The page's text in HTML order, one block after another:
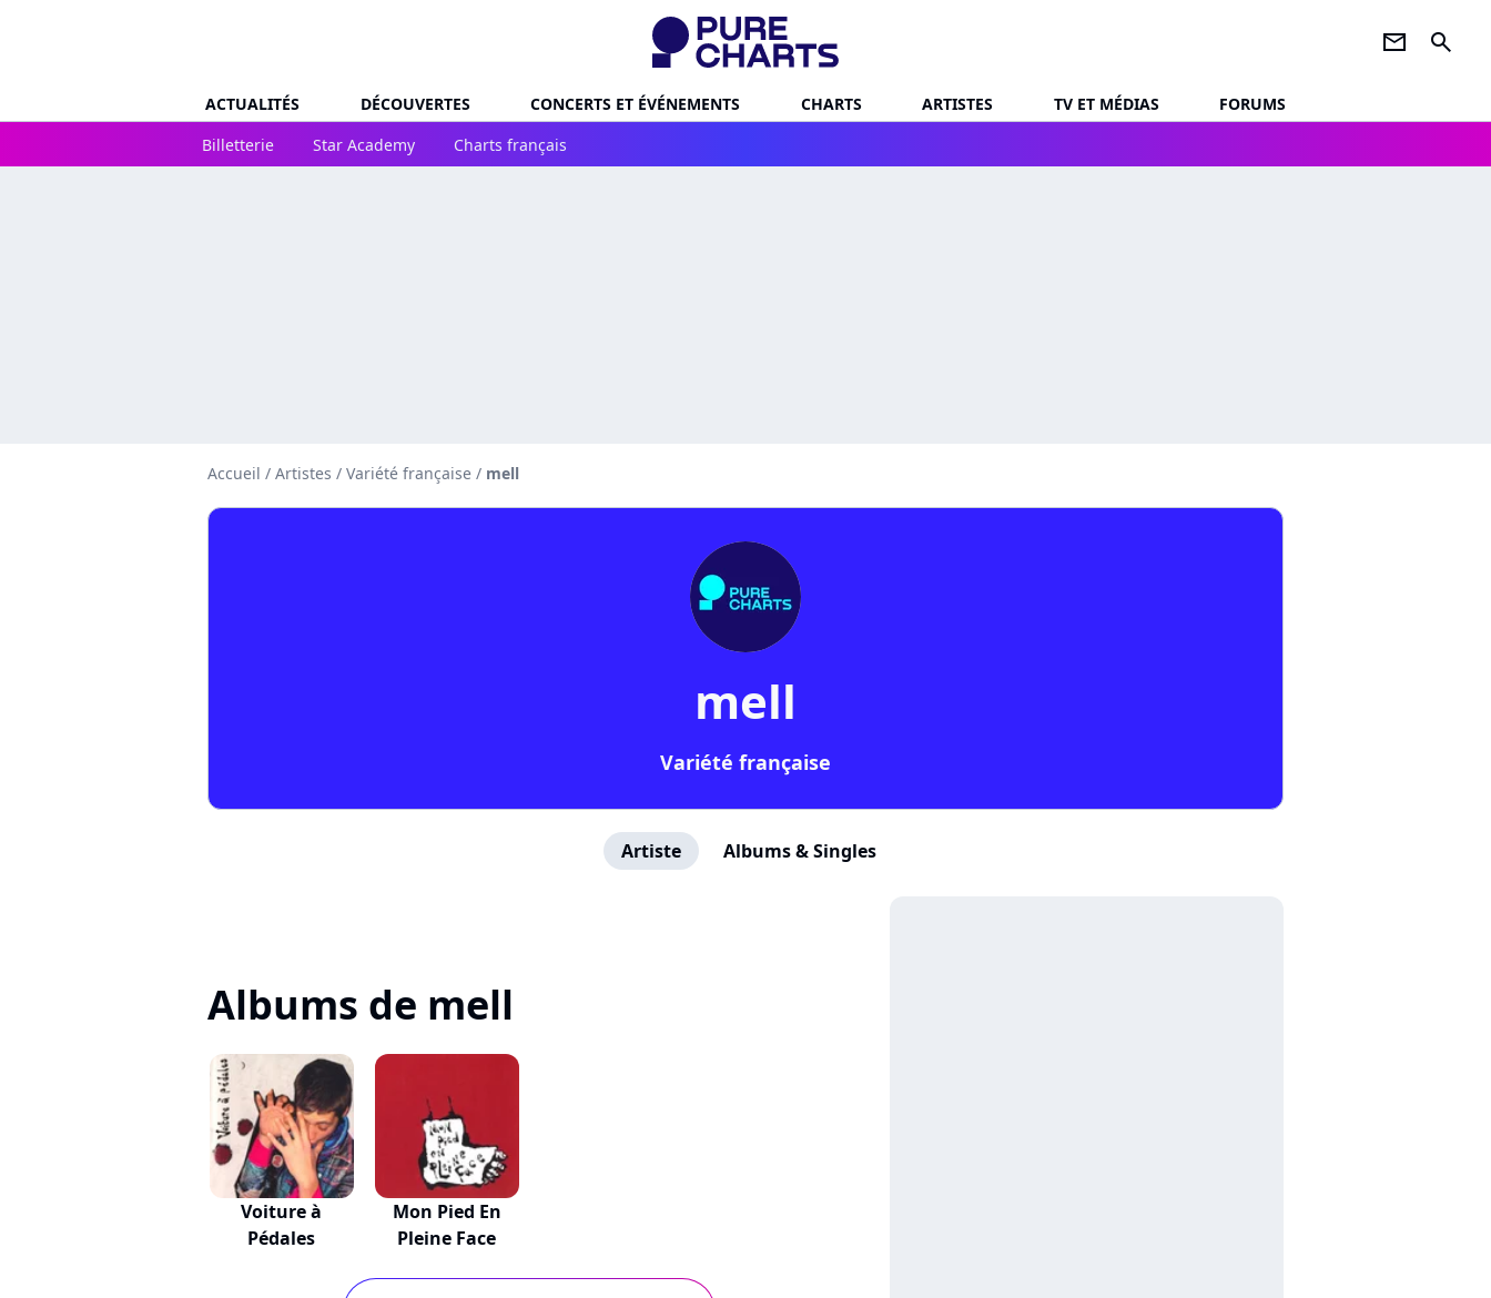
newsletter search
ACTUALITÉS DÉCOUVERTES CONCERTS ET ÉVÉNEMENTS CHARTS ARTISTES TV ET MÉDIAS
FORUMS
Billetterie
Star Academy Charts français
Accueil / Artistes / Variété française / mell
mell
Variété française
Artiste Albums & Singles
Albums de mell
Voiture à
Pédales
Mon Pied En
Pleine Face